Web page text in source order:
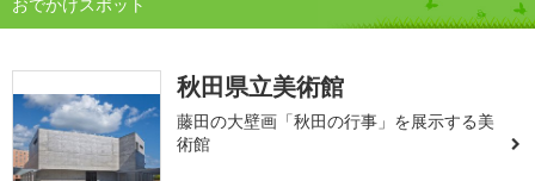
秋田県立美術館
藤田の大壁画「秋田の行事」を展示する美
術館